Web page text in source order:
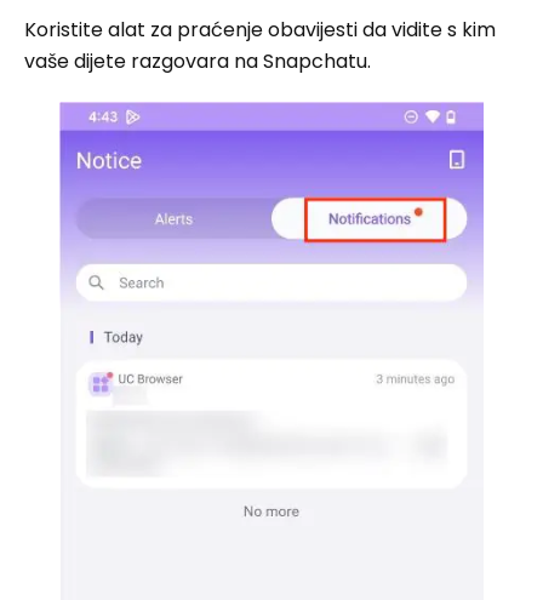
Koristite alat za praćenje obavijesti da vidite s kim
vaše dijete razgovara na Snapchatu.